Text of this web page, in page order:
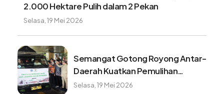
2.000 Hektare Pulih dalam 2 Pekan
Selasa, 19 Mei 2026
Semangat Gotong Royong Antar-
Daerah Kuatkan Pemulihan
Pascabencana Sumatera
Selasa, 19 Mei 2026